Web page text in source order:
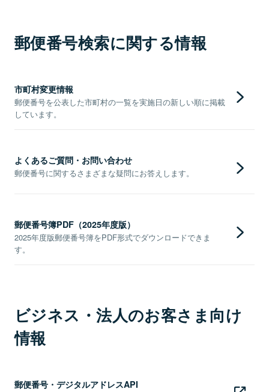
郵便番号検索に関する情報
市町村変更情報
郵便番号を公表した市町村の一覧を実施日の新しい順に掲載
しています。
よくあるご質問・お問い合わせ
郵便番号に関するさまざまな疑問にお答えします。
郵便番号簿PDF（2025年度版）
2025年度版郵便番号簿をPDF形式でダウンロードできま
す。
ビジネス・法人のお客さま向け
情報
郵便番号・デジタルアドレスAPI